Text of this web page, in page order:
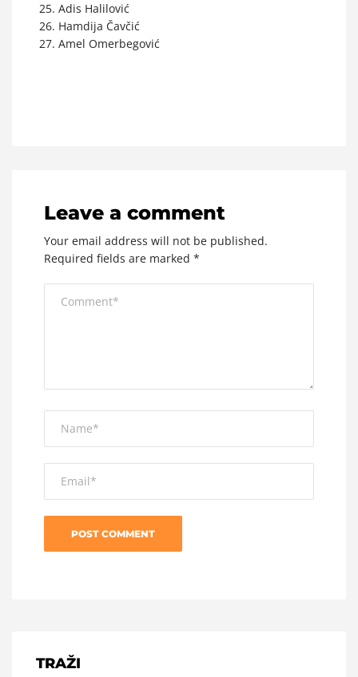
Adis Halilović
Hamdija Čavčić
Amel Omerbegović
Leave a comment
Your email address will not be published.
Required fields are marked *
TRAŽI